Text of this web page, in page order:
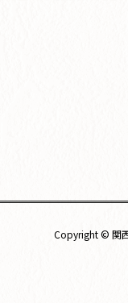
Copyright © 関